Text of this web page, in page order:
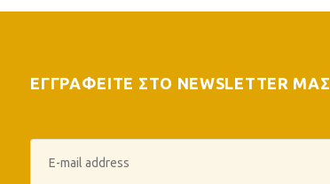
ΕΓΓΡΑΦΕΙΤΕ ΣΤΟ NEWSLETTER ΜΑΣ